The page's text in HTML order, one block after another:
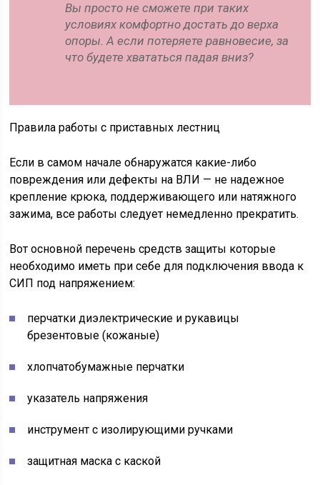
Вы просто не сможете при таких
условиях комфортно достать до верха
опоры. А если потеряете равновесие, за
что будете хвататься падая вниз?
Правила работы с приставных лестниц
Если в самом начале обнаружатся какие-либо
повреждения или дефекты на ВЛИ — не надежное
крепление крюка, поддерживающего или натяжного
зажима, все работы следует немедленно прекратить.
Вот основной перечень средств защиты которые
необходимо иметь при себе для подключения ввода к
СИП под напряжением:
перчатки диэлектрические и рукавицы
брезентовые (кожаные)
хлопчатобумажные перчатки
указатель напряжения
инструмент с изолирующими ручками
защитная маска с каской